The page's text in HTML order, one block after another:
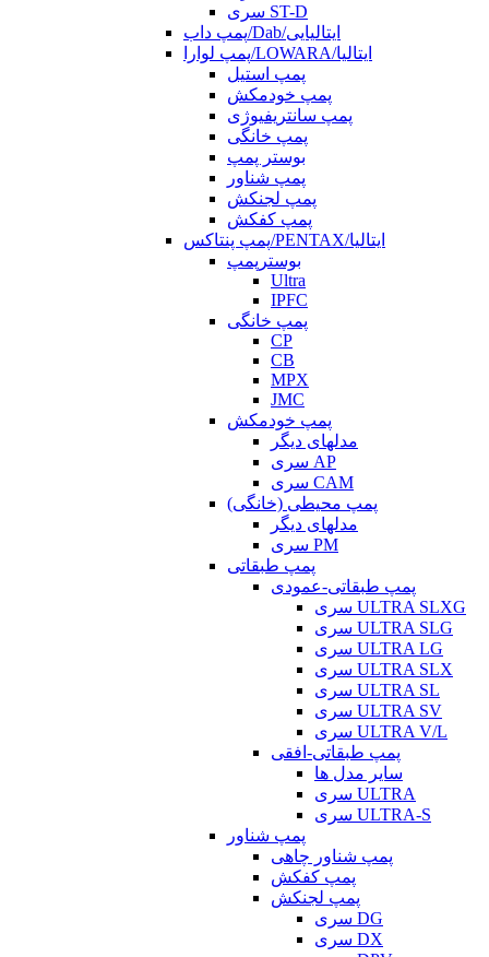
سری ST-D
پمپ داب/Dab/ایتالیایی
پمپ لوارا/LOWARA/ایتالیا
پمپ استیل
پمپ خودمکش
پمپ سانتریفیوژی
پمپ خانگی
بوستر پمپ
پمپ شناور
پمپ لجنکش
پمپ کفکش
پمپ پنتاکس/PENTAX/ایتالیا
بوسترپمپ
Ultra
IPFC
پمپ خانگی
CP
CB
MPX
JMC
پمپ خودمکش
مدلهای دیگر
سری AP
سری CAM
پمپ محیطی (خانگی)
مدلهای دیگر
سری PM
پمپ طبقاتی
پمپ طبقاتی-عمودی
سری ULTRA SLXG
سری ULTRA SLG
سری ULTRA LG
سری ULTRA SLX
سری ULTRA SL
سری ULTRA SV
سری ULTRA V/L
پمپ طبقاتی-افقی
سایر مدل ها
سری ULTRA
سری ULTRA-S
پمپ شناور
پمپ شناور چاهی
پمپ کفکش
پمپ لجنکش
سری DG
سری DX